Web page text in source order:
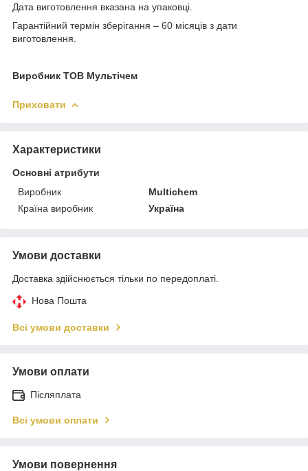
Дата виготовлення вказана на упаковці.
Гарантійний термін зберігання – 60 місяців з дати
виготовлення.
Виробник ТОВ Мультічем
Приховати
Характеристики
Основні атрибути
Виробник
Multichem
Країна виробник
Україна
Умови доставки
Доставка здійснюється тільки по передоплаті.
Нова Пошта
Всі умови доставки
Умови оплати
Післяплата
Всі умови оплати
Умови повернення